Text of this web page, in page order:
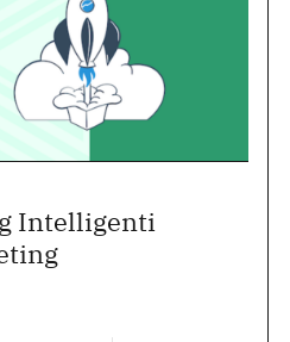
Intelligenti